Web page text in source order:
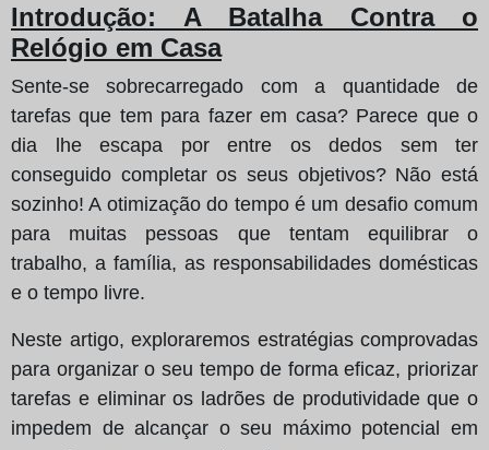
Introdução: A Batalha Contra o
Relógio em Casa
Sente-se sobrecarregado com a quantidade de
tarefas que tem para fazer em casa? Parece que o
dia lhe escapa por entre os dedos sem ter
conseguido completar os seus objetivos? Não está
sozinho! A otimização do tempo é um desafio comum
para muitas pessoas que tentam equilibrar o
trabalho, a família, as responsabilidades domésticas
e o tempo livre.
Neste artigo, exploraremos estratégias comprovadas
para organizar o seu tempo de forma eficaz, priorizar
tarefas e eliminar os ladrões de produtividade que o
impedem de alcançar o seu máximo potencial em